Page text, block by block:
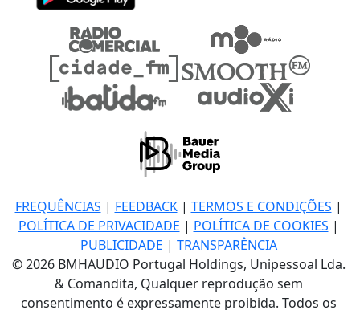
FREQUÊNCIAS | FEEDBACK| TERMOS E CONDIÇÕES |
POLÍTICA DE PRIVACIDADE | POLÍTICA DE COOKIES |
PUBLICIDADE | TRANSPARÊNCIA
© 2026 BMHAUDIO Portugal Holdings, Unipessoal Lda.
& Comandita, Qualquer reprodução sem
consentimento é expressamente proibida. Todos os